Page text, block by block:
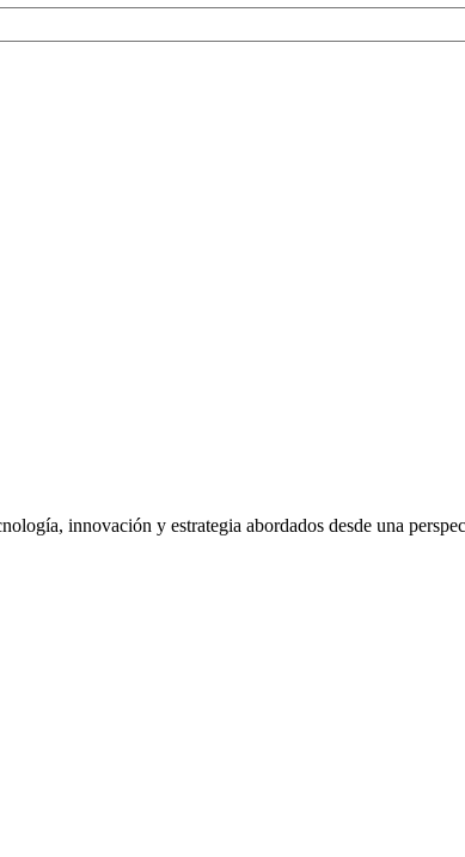
innovación y estrategia abordados desde una